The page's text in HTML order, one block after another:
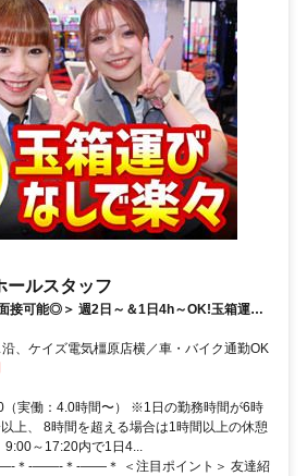
ールスタッフ
接可能◎＞ 週2日～＆1日4h～OK!玉箱運び
ルＯＫ!面接時、履歴書不要!
、ケイズ電気橿原店横／車・バイク通勤OK
（実働：4.0時間〜） ※1日の勤務時間が6時
上、 8時間を超える場合は1時間以上の休憩
9:00～17:20内で1日4...
＊-――-＊-――＊ ＜注目ポイント＞ 友達紹